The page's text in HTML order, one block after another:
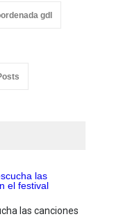
gdl
las canciones